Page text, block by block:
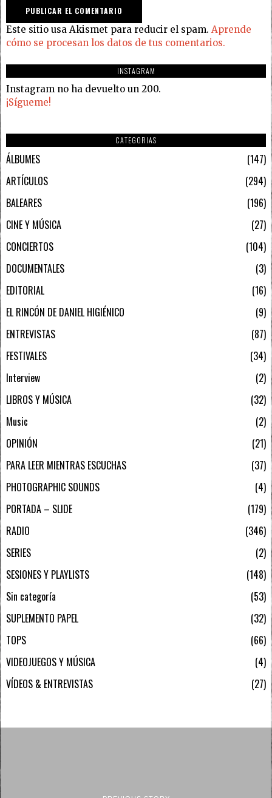
Este sitio usa Akismet para reducir el spam. Aprende
cómo se procesan los datos de tus comentarios.
INSTAGRAM
Instagram no ha devuelto un 200.
¡Sígueme!
CATEGORIAS
ÁLBUMES
147
ARTÍCULOS
294
BALEARES
196
CINE Y MÚSICA
27
CONCIERTOS
104
DOCUMENTALES
3
EDITORIAL
16
EL RINCÓN DE DANIEL HIGIÉNICO
9
ENTREVISTAS
87
FESTIVALES
34
Interview
2
LIBROS Y MÚSICA
32
Music
2
OPINIÓN
21
PARA LEER MIENTRAS ESCUCHAS
37
PHOTOGRAPHIC SOUNDS
4
PORTADA – SLIDE
179
RADIO
346
SERIES
2
SESIONES Y PLAYLISTS
148
Sin categoría
53
SUPLEMENTO PAPEL
32
TOPS
66
VIDEOJUEGOS Y MÚSICA
4
VÍDEOS & ENTREVISTAS
27